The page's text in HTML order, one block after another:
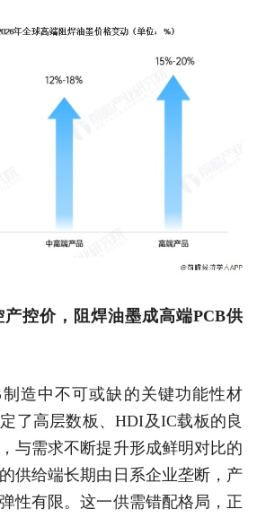
控价，阻焊油墨成高端PCB供
制造中不可或缺的关键功能性材
了高层数板、HDI及IC载板的良
与需求不断提升形成鲜明对比的
供给端长期由日系企业垄断，产
性有限。这一供需错配格局，正